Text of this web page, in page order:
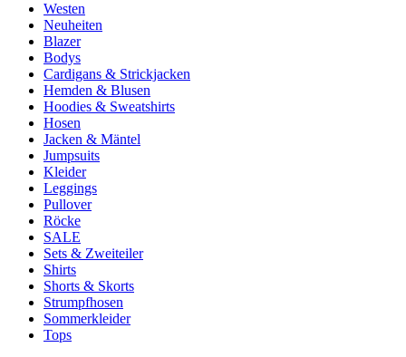
Westen
Neuheiten
Blazer
Bodys
Cardigans & Strickjacken
Hemden & Blusen
Hoodies & Sweatshirts
Hosen
Jacken & Mäntel
Jumpsuits
Kleider
Leggings
Pullover
Röcke
SALE
Sets & Zweiteiler
Shirts
Shorts & Skorts
Strumpfhosen
Sommerkleider
Tops